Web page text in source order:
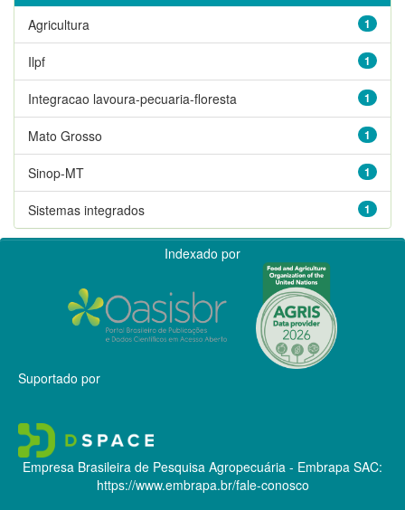
1
Agricultura
1
Ilpf
1
Integracao lavoura-pecuaria-floresta
1
Mato Grosso
1
Sinop-MT
1
Sistemas integrados
Indexado por
Suportado por
Empresa Brasileira de Pesquisa Agropecuária - Embrapa SAC:
https://www.embrapa.br/fale-conosco